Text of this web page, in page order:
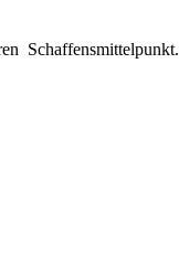
Schaffensmittelpunkt.